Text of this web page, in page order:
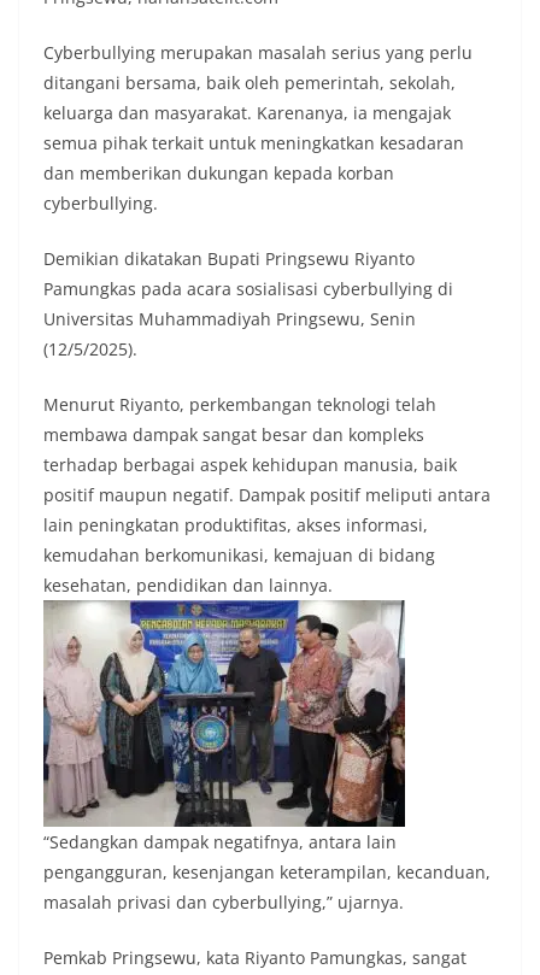
Cyberbullying merupakan masalah serius yang perlu
ditangani bersama, baik oleh pemerintah, sekolah,
keluarga dan masyarakat. Karenanya, ia mengajak
semua pihak terkait untuk meningkatkan kesadaran
dan memberikan dukungan kepada korban
cyberbullying.
Demikian dikatakan Bupati Pringsewu Riyanto
Pamungkas pada acara sosialisasi cyberbullying di
Universitas Muhammadiyah Pringsewu, Senin
(12/5/2025).
Menurut Riyanto, perkembangan teknologi telah
membawa dampak sangat besar dan kompleks
terhadap berbagai aspek kehidupan manusia, baik
positif maupun negatif. Dampak positif meliputi antara
lain peningkatan produktifitas, akses informasi,
kemudahan berkomunikasi, kemajuan di bidang
kesehatan, pendidikan dan lainnya.
“Sedangkan dampak negatifnya, antara lain
pengangguran, kesenjangan keterampilan, kecanduan,
masalah privasi dan cyberbullying,” ujarnya.
Pemkab Pringsewu, kata Riyanto Pamungkas, sangat